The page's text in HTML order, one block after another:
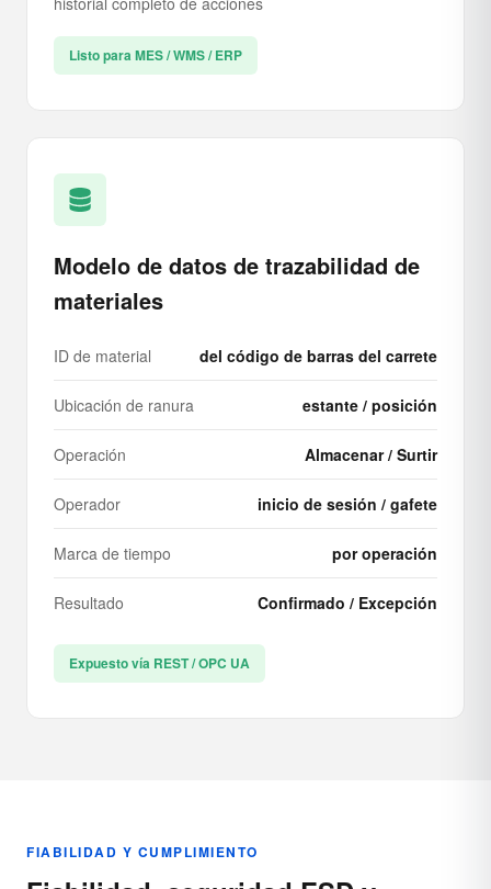
Listo para MES / WMS / ERP
Modelo de datos de trazabilidad de
materiales
ID de material del código de barras del carrete
Ubicación de ranura estante / posición
Operación Almacenar / Surtir
Operador inicio de sesión / gafete
Marca de tiempo por operación
Resultado Confirmado / Excepción
Expuesto vía REST / OPC UA
FIABILIDAD Y CUMPLIMIENTO